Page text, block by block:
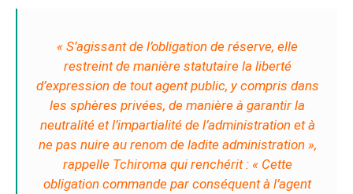
« S’agissant de l’obligation de réserve, elle
restreint de manière statutaire la liberté
d’expression de tout agent public, y compris dans
les sphères privées, de manière à garantir la
neutralité et l’impartialité de l’administration et à
ne pas nuire au renom de ladite administration »,
rappelle Tchiroma qui renchérit : « Cette
obligation commande par conséquent à l’agent